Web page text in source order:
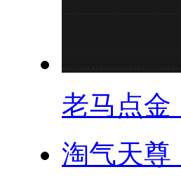
老马点金
淘气天尊